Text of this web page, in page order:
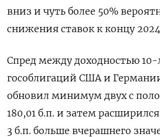
вниз и чуть более 50%
снижения ставок к концу 2024
Спред между доходностью
гособлигаций США и
обновил минимум двух с
180,01 б.п. и затем
3 б.п. больше вчерашнего